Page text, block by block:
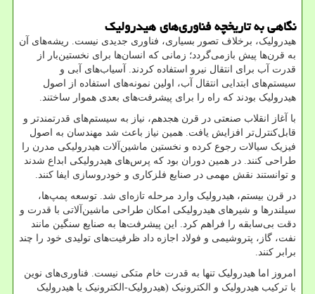
نگاهی به تاریخچه فناوری‌های هیدرولیک
هیدرولیک، برخلاف تصور بسیاری، فناوری جدیدی نیست. ریشه‌های آن
به قرن‌ها پیش بازمی‌گردد؛ زمانی که انسان‌ها برای نخستین‌بار از
قدرت آب برای انتقال نیرو استفاده کردند. آسیاب‌های آبی و
سیستم‌های ابتدایی انتقال آب، اولین نمونه‌های استفاده از اصول
هیدرولیک بودند که راه را برای پیشرفت‌های بعدی هموار ساختند.
با آغاز انقلاب صنعتی در قرن هجدهم، نیاز به سیستم‌های قدرتمندتر و
قابل‌کنترل‌تر افزایش یافت. همین نیاز باعث شد مهندسان به اصول
فیزیک سیالات رجوع کرده و نخستین ماشین‌آلات هیدرولیکی مدرن را
طراحی کنند. در همین دوران بود که پرس‌های هیدرولیکی ابداع شدند
و توانستند نقش مهمی در صنایع فلزکاری و خودروسازی ایفا کنند.
در قرن بیستم، هیدرولیک وارد مرحله تازه‌ای شد. توسعه پمپ‌ها،
سیلندرها و شیرهای هیدرولیکی امکان طراحی ماشین‌آلاتی با قدرت و
دقت بی‌سابقه را فراهم کرد. این پیشرفت‌ها به صنایع سنگین مانند
نفت، گاز، پتروشیمی و فولاد اجازه داد ظرفیت‌های تولیدی خود را چند
برابر کنند.
امروز اما هیدرولیک تنها به قدرت خام متکی نیست. فناوری‌های نوین
با ترکیب هیدرولیک و الکترونیک (هیدرولیک-الکترونیک یا هیدرولیک